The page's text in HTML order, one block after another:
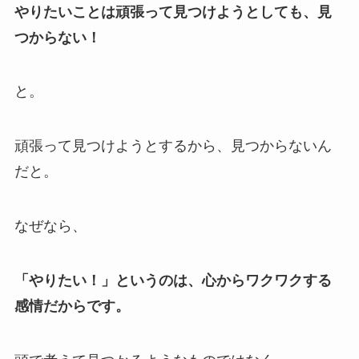
やりたいことは頑張って見つけようとしても、見
つからない！
と。
頑張って見つけようとするから、見つからないん
だと。
なぜなら、
「やりたい！」というのは、心からワクワクする
感情だからです。